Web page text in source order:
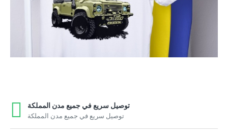
توصيل سريع في جميع مدن المملكة
توصيل سريع في جميع مدن المملكة